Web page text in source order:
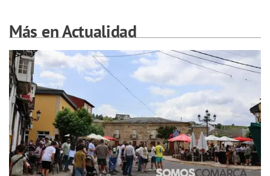
Más en Actualidad